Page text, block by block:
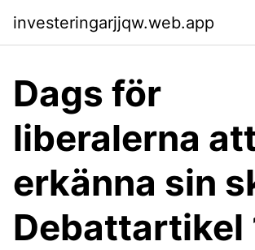
investeringarjjqw.web.app
Dags för
liberalerna
erkänna sin
Debattartikel